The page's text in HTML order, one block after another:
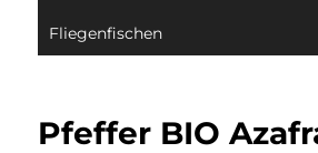
Fliegenfischen
Pfeffer BIO